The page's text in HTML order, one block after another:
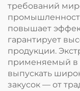
требований
повышает
гарантирует
продукции.
применяемый в
выпускать
закусок — от